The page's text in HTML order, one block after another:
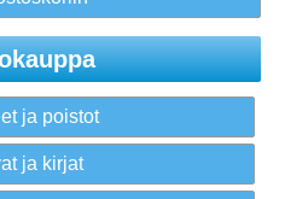
ja poistot
ja kirjat